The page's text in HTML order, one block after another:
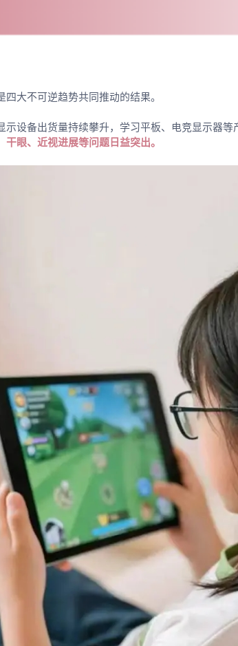
大不可逆趋势共同推动的结果。
设备出货量持续攀升，学习平板、电竞显示器等
眼、近视进展等问题日益突出。